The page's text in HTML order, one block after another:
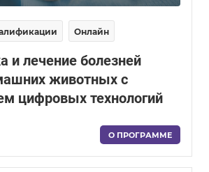
Онлайн
и лечение болезней
животных с
цифровых технологий
О ПРОГРАММЕ